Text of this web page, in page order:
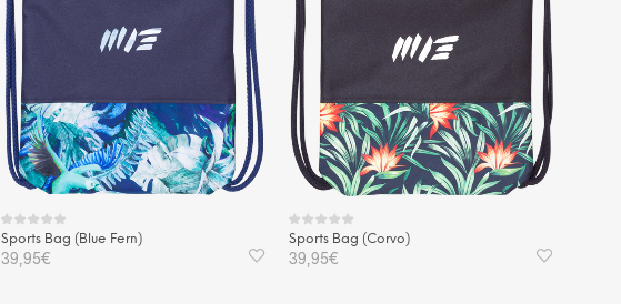
Sports Bag (Blue Fern)
39,95€
Sports Bag (Corvo)
39,95€